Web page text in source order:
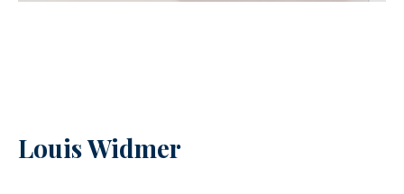
Louis Widmer